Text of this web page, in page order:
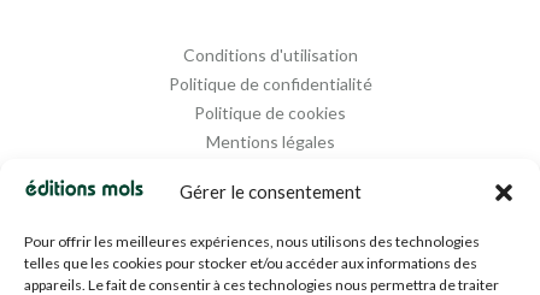
Gérer le consentement
Pour offrir les meilleures expériences, nous utilisons des technologies
telles que les cookies pour stocker et/ou accéder aux informations des
appareils. Le fait de consentir à ces technologies nous permettra de traiter
Conditions d'utilisation
Politique de confidentialité
Politique de cookies
Mentions légales